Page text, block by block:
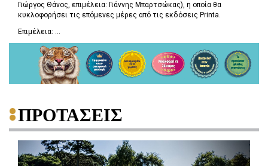
Γιώργος Θάνος, επιμέλεια: Γιάννης Μπαρτσώκας), η οποία θα
κυκλοφορήσει τις επόμενες μέρες από τις εκδόσεις Printa.
Επιμέλεια: ...
ΠΡΟΤΑΣΕΙΣ